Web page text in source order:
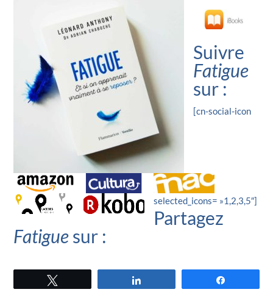
Suivre
Fatigue
sur :
[cn-social-icon
selected_icons= »1,2,3,5″]
Partagez
Fatiguesur :